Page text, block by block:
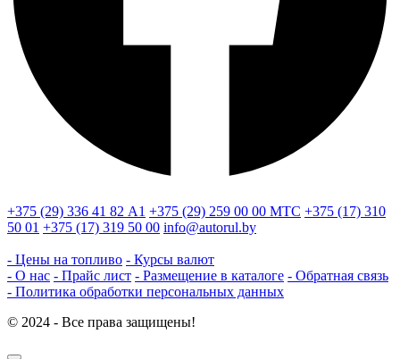
+375 (29) 336 41 82 А1 +375 (29) 259 00 00 МТС +375 (17) 310
50 01 +375 (17) 319 50 00 info@autorul.by
- Цены на топливо - Курсы валют
- О нас - Прайс лист - Размещение в каталоге - Обратная связь
- Политика обработки персональных данных
© 2024 - Все права защищены!